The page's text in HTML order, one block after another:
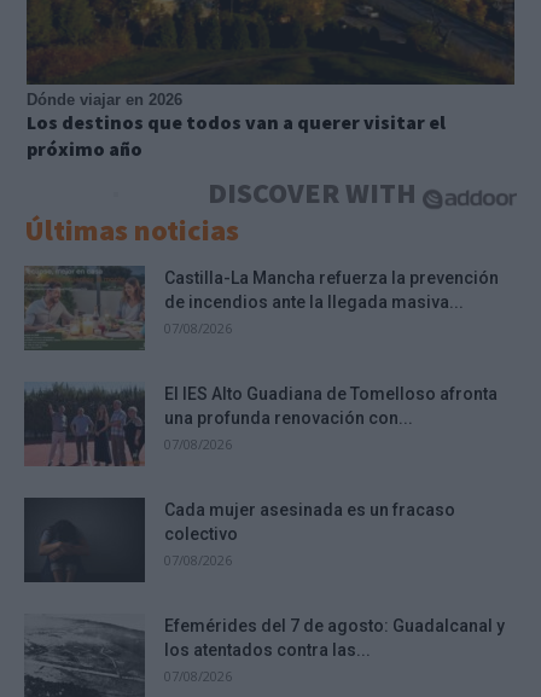
Dónde viajar en 2026
Los destinos que todos van a querer visitar el
próximo año
DISCOVER WITH
Últimas noticias
Castilla-La Mancha refuerza la prevención
de incendios ante la llegada masiva...
07/08/2026
El IES Alto Guadiana de Tomelloso afronta
una profunda renovación con...
07/08/2026
Cada mujer asesinada es un fracaso
colectivo
07/08/2026
Efemérides del 7 de agosto: Guadalcanal y
los atentados contra las...
07/08/2026